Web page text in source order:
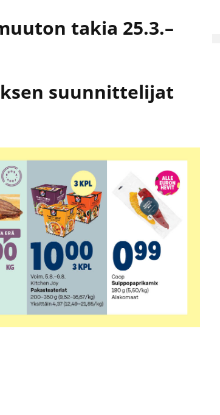
takia 25.3.–
suunnittelijat